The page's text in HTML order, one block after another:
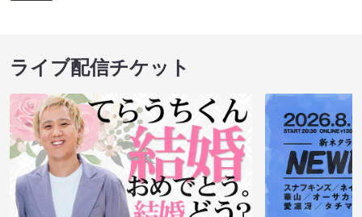
ライブ配信チケット